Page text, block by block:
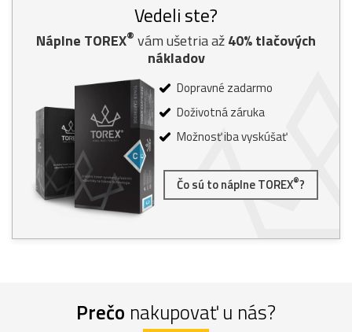
Vedeli ste?
Náplne TOREX® vám ušetria až40% tlačových
nákladov
Dopravné zadarmo
Doživotná záruka
Možnosť iba vyskúšať
Čo sú to náplne TOREX®?
Prečo nakupovať u nás?